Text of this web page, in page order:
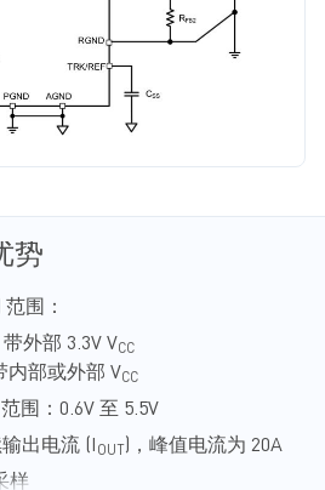
势
范围：
外部 3.3V VCC
内部或外部 VCC
围：0.6V 至 5.5V
出电流 (I OUT )，峰值电流为 20A
样